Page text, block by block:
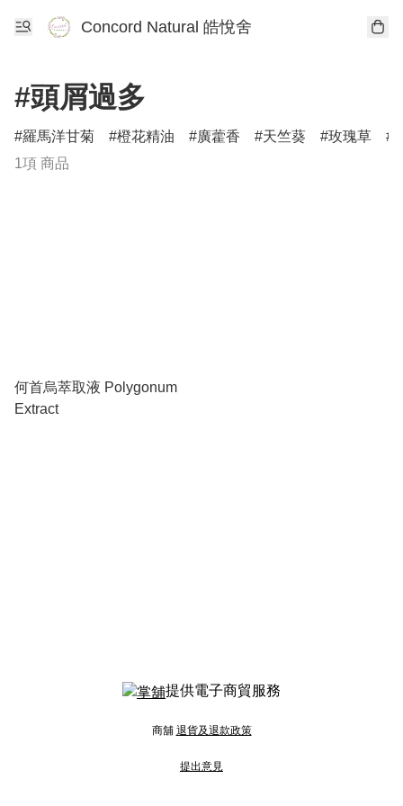
Concord Natural 皓悅舍
#頭屑過多
羅馬洋甘菊 橙花精油 廣藿香 天竺葵 玫瑰草
1項 商品
何首烏萃取液 Polygonum
Extract
提供電子商貿服務
商舖 退貨及退款政策
提出意見